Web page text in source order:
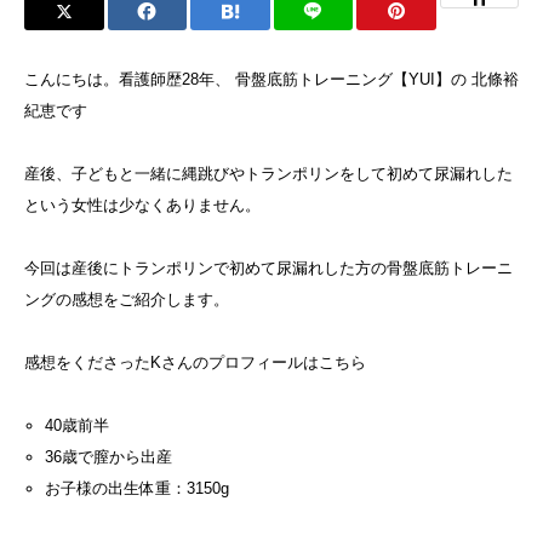
こんにちは。看護師歴28年、 骨盤底筋トレーニング【YUI】の 北條裕
紀恵です
産後、子どもと一緒に縄跳びやトランポリンをして初めて尿漏れした
という女性は少なくありません。
今回は産後にトランポリンで初めて尿漏れした方の骨盤底筋トレーニ
ングの感想をご紹介します。
感想をくださったKさんのプロフィールはこちら
40歳前半
36歳で膣から出産
お子様の出生体重：3150g